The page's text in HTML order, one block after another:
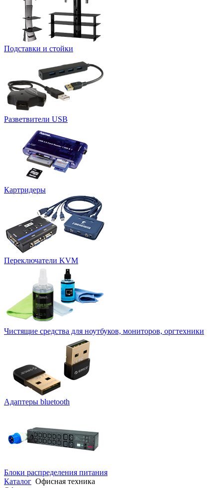
Подставки и стойки
Разветвители USB
Картридеры
Переключатели KVM
Чистящие средства для ноутбуков, мониторов, оргтехники
Адаптеры bluetooth
Блоки распределения питания
Каталог Офисная техника